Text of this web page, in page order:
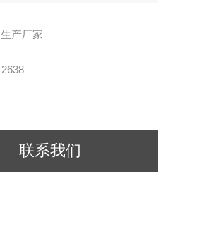
生产厂家
2638
联系我们